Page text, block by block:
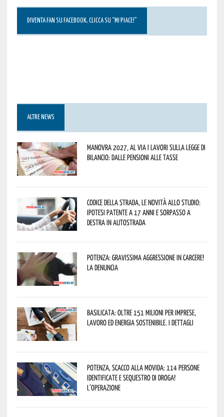
DIVENTA FAN SU FACEBOOK, CLICCA SU “MI PIACE!”
ALTRE NEWS
Manovra 2027, al via i lavori sulla Legge di
Bilancio: dalle pensioni alle tasse
Codice della strada, le novità allo studio:
ipotesi patente a 17 anni e sorpasso a
destra in autostrada
Potenza: gravissima aggressione in Carcere!
La denuncia
Basilicata: oltre 151 milioni per imprese,
lavoro ed energia sostenibile. I dettagli
Potenza, scacco alla movida: 114 persone
identificate e sequestro di droga!
L’operazione